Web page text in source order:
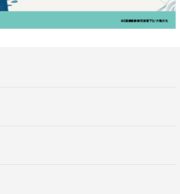
康天然食材，吃對關鍵好食物，輕鬆掌控尿
，享受美食也能降低尿酸值。
師，提供全方位對抗痛風教戰手冊，必備保
、擁有健康，遠離痛風和高尿酸血症，就